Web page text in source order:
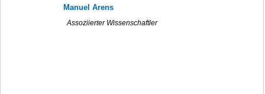
Manuel Arens
Assoziierter Wissenschaftler